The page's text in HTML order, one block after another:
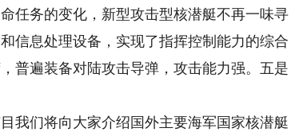
任务的变化，新型攻击型核潜艇不再一味寻
信息处理设备，实现了指挥控制能力的综合
普遍装备对陆攻击导弹，攻击能力强。五是
们将向大家介绍国外主要海军国家核潜艇